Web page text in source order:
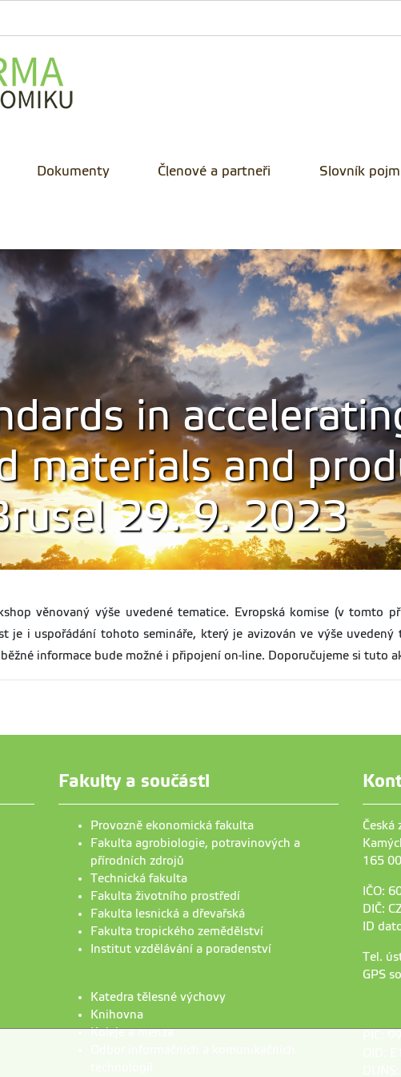
Dokumenty Členové a partneři Slovník
in
materials and
29. 9. 2023
věnovaný výše uvedené tematice. Evropská komise (v tomto
je i uspořádání tohoto semináře, který je avizován ve výše
informace bude možné i připojení on-line. Doporučujeme si tuto
Fakulty a součásti
Provozně ekonomická fakulta
Fakulta agrobiologie, potravinových a
přírodních zdrojů
Technická fakulta
Fakulta životního prostředí
Fakulta lesnická a dřevařská
Fakulta tropického zemědělství
Institut vzdělávání a poradenství
Katedra tělesné výchovy
Knihovna
Koleje a menza
Česká
165
IČO:
DIČ:
ID
Tel.
GPS